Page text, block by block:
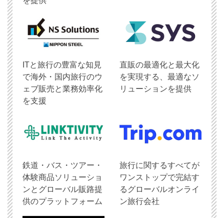
ITと旅行の豊富な知見
で海外・国内旅行のウ
ェブ販売と業務効率化
を支援
直販の最適化と最大化
を実現する、最適なソ
リューションを提供
鉄道・バス・ツアー・
体験商品ソリューショ
ンとグローバル販路提
供のプラットフォーム
旅行に関するすべてが
ワンストップで完結す
るグローバルオンライ
ン旅行会社